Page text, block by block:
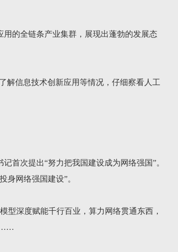
的全链条产业集群，展现出蓬勃的发展态
解信息技术创新应用等情况，仔细察看人工
首次提出“努力把我国建设成为网络强国”。
身网络强国建设”。
型深度赋能千行百业，算力网络贯通东西，
……